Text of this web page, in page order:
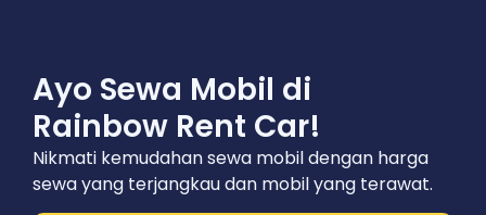
Ayo Sewa Mobil di
Rainbow Rent Car!
Nikmati kemudahan sewa mobil dengan harga
sewa yang terjangkau dan mobil yang terawat.